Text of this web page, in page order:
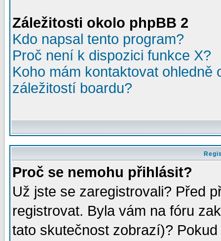
Záležitosti okolo phpBB 2
Kdo napsal tento program?
Proč není k dispozici funkce X?
Koho mám kontaktovat
záležitostí boardu?
Proč se nemohu přihlásit?
Už jste se zaregistrovali? Před
registrovat. Byla vám na fóru
tato skutečnost zobrazí)?